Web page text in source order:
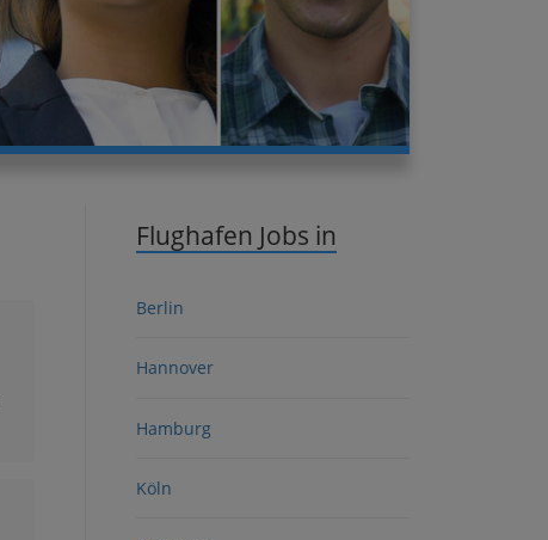
Flughafen Jobs in
Berlin
Hannover
Hamburg
Köln